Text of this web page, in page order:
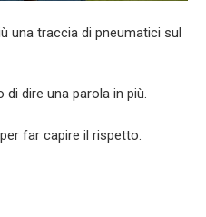
una traccia di pneumatici sul
dire una parola in più.
far capire il rispetto.